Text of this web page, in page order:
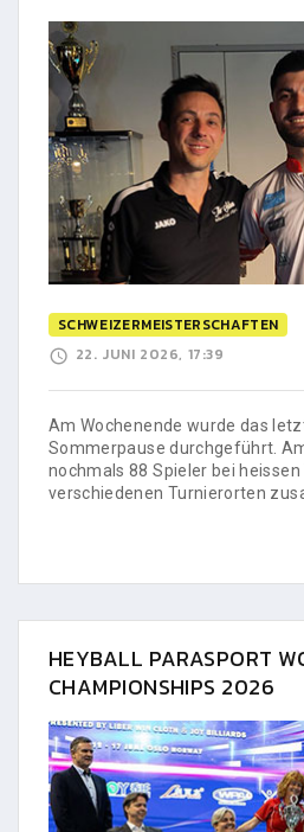
SCHWEIZERMEISTERSCHAFTEN
22. JUNI 2026, 17:39
Am Wochenende wurde das
Sommerpause durchgeführt.
nochmals 88 Spieler bei
verschiedenen Turnierorten
HEYBALL PARASPORT
CHAMPIONSHIPS 2026